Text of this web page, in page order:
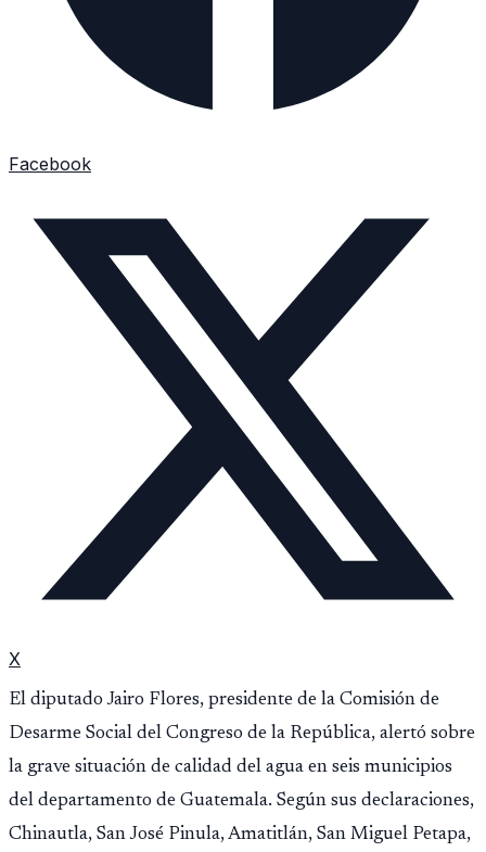
Facebook
X
El diputado Jairo Flores, presidente de la Comisión de
Desarme Social del Congreso de la República, alertó sobre
la grave situación de calidad del agua en seis municipios
del departamento de Guatemala. Según sus declaraciones,
Chinautla, San José Pinula, Amatitlán, San Miguel Petapa,